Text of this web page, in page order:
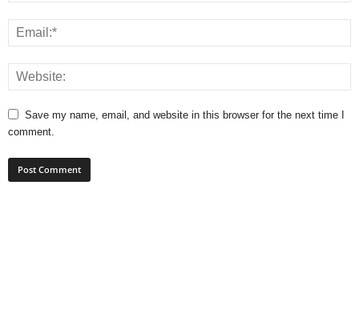
Save my name, email, and website in this browser for the next time I
comment.